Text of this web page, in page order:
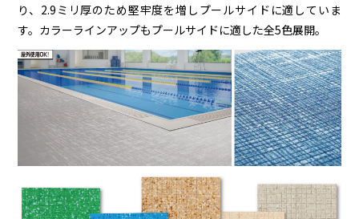
り、2.9ミリ厚のため堅牢度を増しプールサイドに適していま
す。カラーラインアップもプールサイドに適した全5色展開。